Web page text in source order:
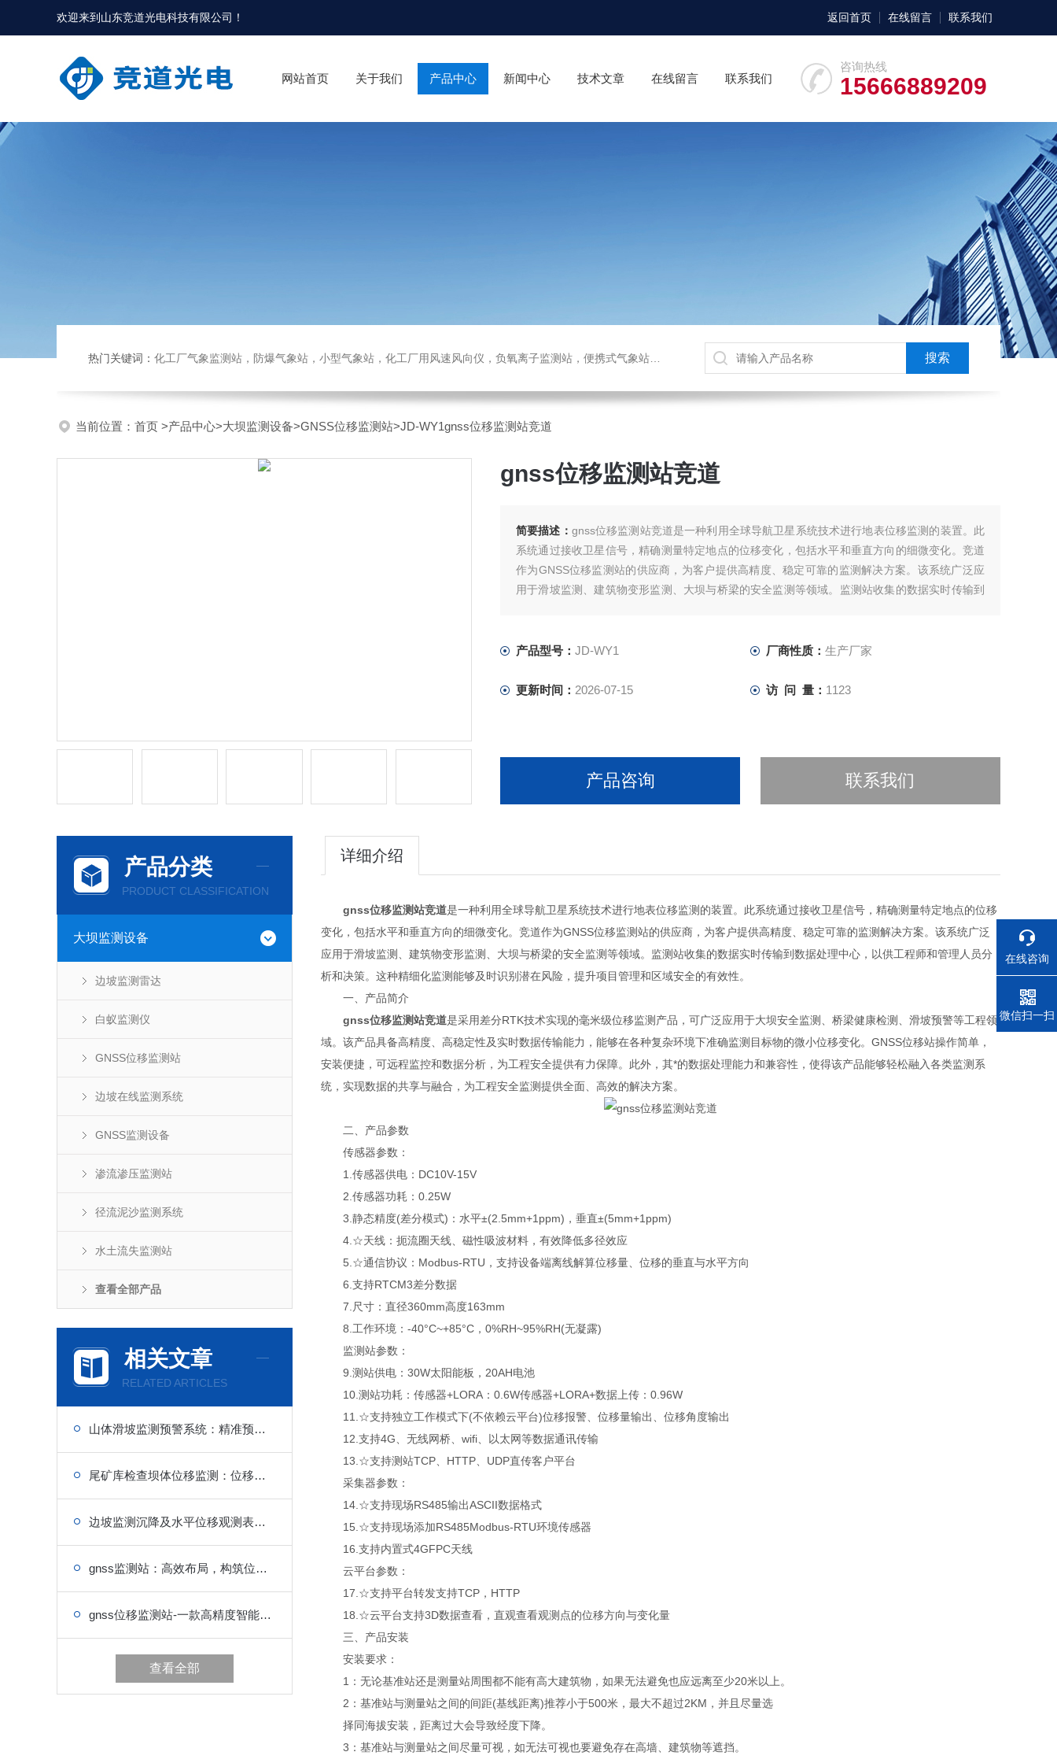
欢迎来到 山东竞道光电科技有限公司 ！ 返回首页 在线留言 联系我们
咨询热线
15666889209
网站首页 关于我们 产品中心 新闻中心 技术文章 在线留言 联系我们
热门关键词： 化工厂气象监测站，防爆气象站，小型气象站，化工厂用风速风向仪，负氧离子监测站，便携式气象站，水位监测站
当前位置： 首页 >产品中心>大坝监测设备>GNSS位移监测站>JD-WY1gnss位移监测站竞道
gnss位移监测站竞道
简要描述： gnss位移监测站竞道是一种利用全球导航卫星系统技术进行地表位移监测的装置。此
系统通过接收卫星信号，精确测量特定地点的位移变化，包括水平和垂直方向的细微变化。竞道
作为GNSS位移监测站的供应商，为客户提供高精度、稳定可靠的监测解决方案。该系统广泛应
用于滑坡监测、建筑物变形监测、大坝与桥梁的安全监测等领域。监测站收集的数据实时传输到
产品型号： JD-WY1 厂商性质： 生产厂家
更新时间： 2026-07-15 访 问 量： 1123
产品咨询 联系我们
产品分类
PRODUCT CLASSIFICATION
大坝监测设备
边坡监测雷达
白蚁监测仪
GNSS位移监测站
边坡在线监测系统
GNSS监测设备
渗流渗压监测站
径流泥沙监测系统
水土流失监测站
查看全部产品
相关文章
RELATED ARTICLES
山体滑坡监测预警系统：精准预警，筑牢边坡安全屏障
尾矿库检查坝体位移监测：位移指标监测，风险提前预警
边坡监测沉降及水平位移观测表格：数据自动存储，云端备份管理
gnss监测站：高效布局，构筑位移监测坚实堡垒
gnss位移监测站-一款高精度智能化的GNSS监测设备
查看全部
详细介绍
gnss位移监测站竞道是一种利用全球导航卫星系统技术进行地表位移监测的装置。此系统通过接收卫星信号，精确测量特定地点的位移
变化，包括水平和垂直方向的细微变化。竞道作为GNSS位移监测站的供应商，为客户提供高精度、稳定可靠的监测解决方案。该系统广泛
应用于滑坡监测、建筑物变形监测、大坝与桥梁的安全监测等领域。监测站收集的数据实时传输到数据处理中心，以供工程师和管理人员分
析和决策。这种精细化监测能够及时识别潜在风险，提升项目管理和区域安全的有效性。
一、产品简介
gnss位移监测站竞道是采用差分RTK技术实现的毫米级位移监测产品，可广泛应用于大坝安全监测、桥梁健康检测、滑坡预警等工程领
域。该产品具备高精度、高稳定性及实时数据传输能力，能够在各种复杂环境下准确监测目标物的微小位移变化。GNSS位移站操作简单，
安装便捷，可远程监控和数据分析，为工程安全提供有力保障。此外，其*的数据处理能力和兼容性，使得该产品能够轻松融入各类监测系
统，实现数据的共享与融合，为工程安全监测提供全面、高效的解决方案。
二、产品参数
传感器参数：
1.传感器供电：DC10V-15V
2.传感器功耗：0.25W
3.静态精度(差分模式)：水平±(2.5mm+1ppm)，垂直±(5mm+1ppm)
4.☆天线：扼流圈天线、磁性吸波材料，有效降低多径效应
5.☆通信协议：Modbus-RTU，支持设备端离线解算位移量、位移的垂直与水平方向
6.支持RTCM3差分数据
7.尺寸：直径360mm高度163mm
8.工作环境：-40°C~+85°C，0%RH~95%RH(无凝露)
监测站参数：
9.测站供电：30W太阳能板，20AH电池
10.测站功耗：传感器+LORA：0.6W传感器+LORA+数据上传：0.96W
11.☆支持独立工作模式下(不依赖云平台)位移报警、位移量输出、位移角度输出
12.支持4G、无线网桥、wifi、以太网等数据通讯传输
13.☆支持测站TCP、HTTP、UDP直传客户平台
采集器参数：
14.☆支持现场RS485输出ASCII数据格式
15.☆支持现场添加RS485Modbus-RTU环境传感器
16.支持内置式4GFPC天线
云平台参数：
17.☆支持平台转发支持TCP，HTTP
18.☆云平台支持3D数据查看，直观查看观测点的位移方向与变化量
三、产品安装
安装要求：
1：无论基准站还是测量站周围都不能有高大建筑物，如果无法避免也应远离至少20米以上。
2：基准站与测量站之间的间距(基线距离)推荐小于500米，最大不超过2KM，并且尽量选
择同海拔安装，距离过大会导致经度下降。
3：基准站与测量站之间尽量可视，如无法可视也要避免存在高墙、建筑物等遮挡。
在线咨询
电话
微信扫一扫